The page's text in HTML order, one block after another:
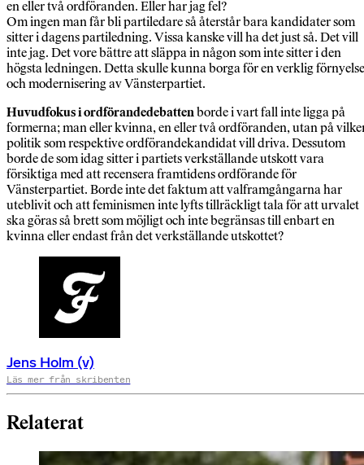
en eller två ordföranden. Eller har jag fel?
Om ingen man får bli partiledare så återstår bara kandidater som
sitter i dagens partiledning. Vissa kanske vill ha det just så. Det vill
inte jag. Det vore bättre att släppa in någon som inte sitter i den
högsta ledningen. Detta skulle kunna borga för en verklig förnyelse
och modernisering av Vänsterpartiet.
Huvudfokus i ordförandedebattenborde i vart fall inte ligga på
formerna; man eller kvinna, en eller två ordföranden, utan på
politik som respektive ordförandekandidat vill driva. Dessutom
borde de som idag sitter i partiets verkställande utskott vara
försiktiga med att recensera framtidens ordförande för
Vänsterpartiet. Borde inte det faktum att valframgångarna har
uteblivit och att feminismen inte lyfts tillräckligt tala för att urvalet
ska göras så brett som möjligt och inte begränsas till enbart en
kvinna eller endast från det verkställande utskottet?
Jens Holm (v)
Läs mer från skribenten
Relaterat